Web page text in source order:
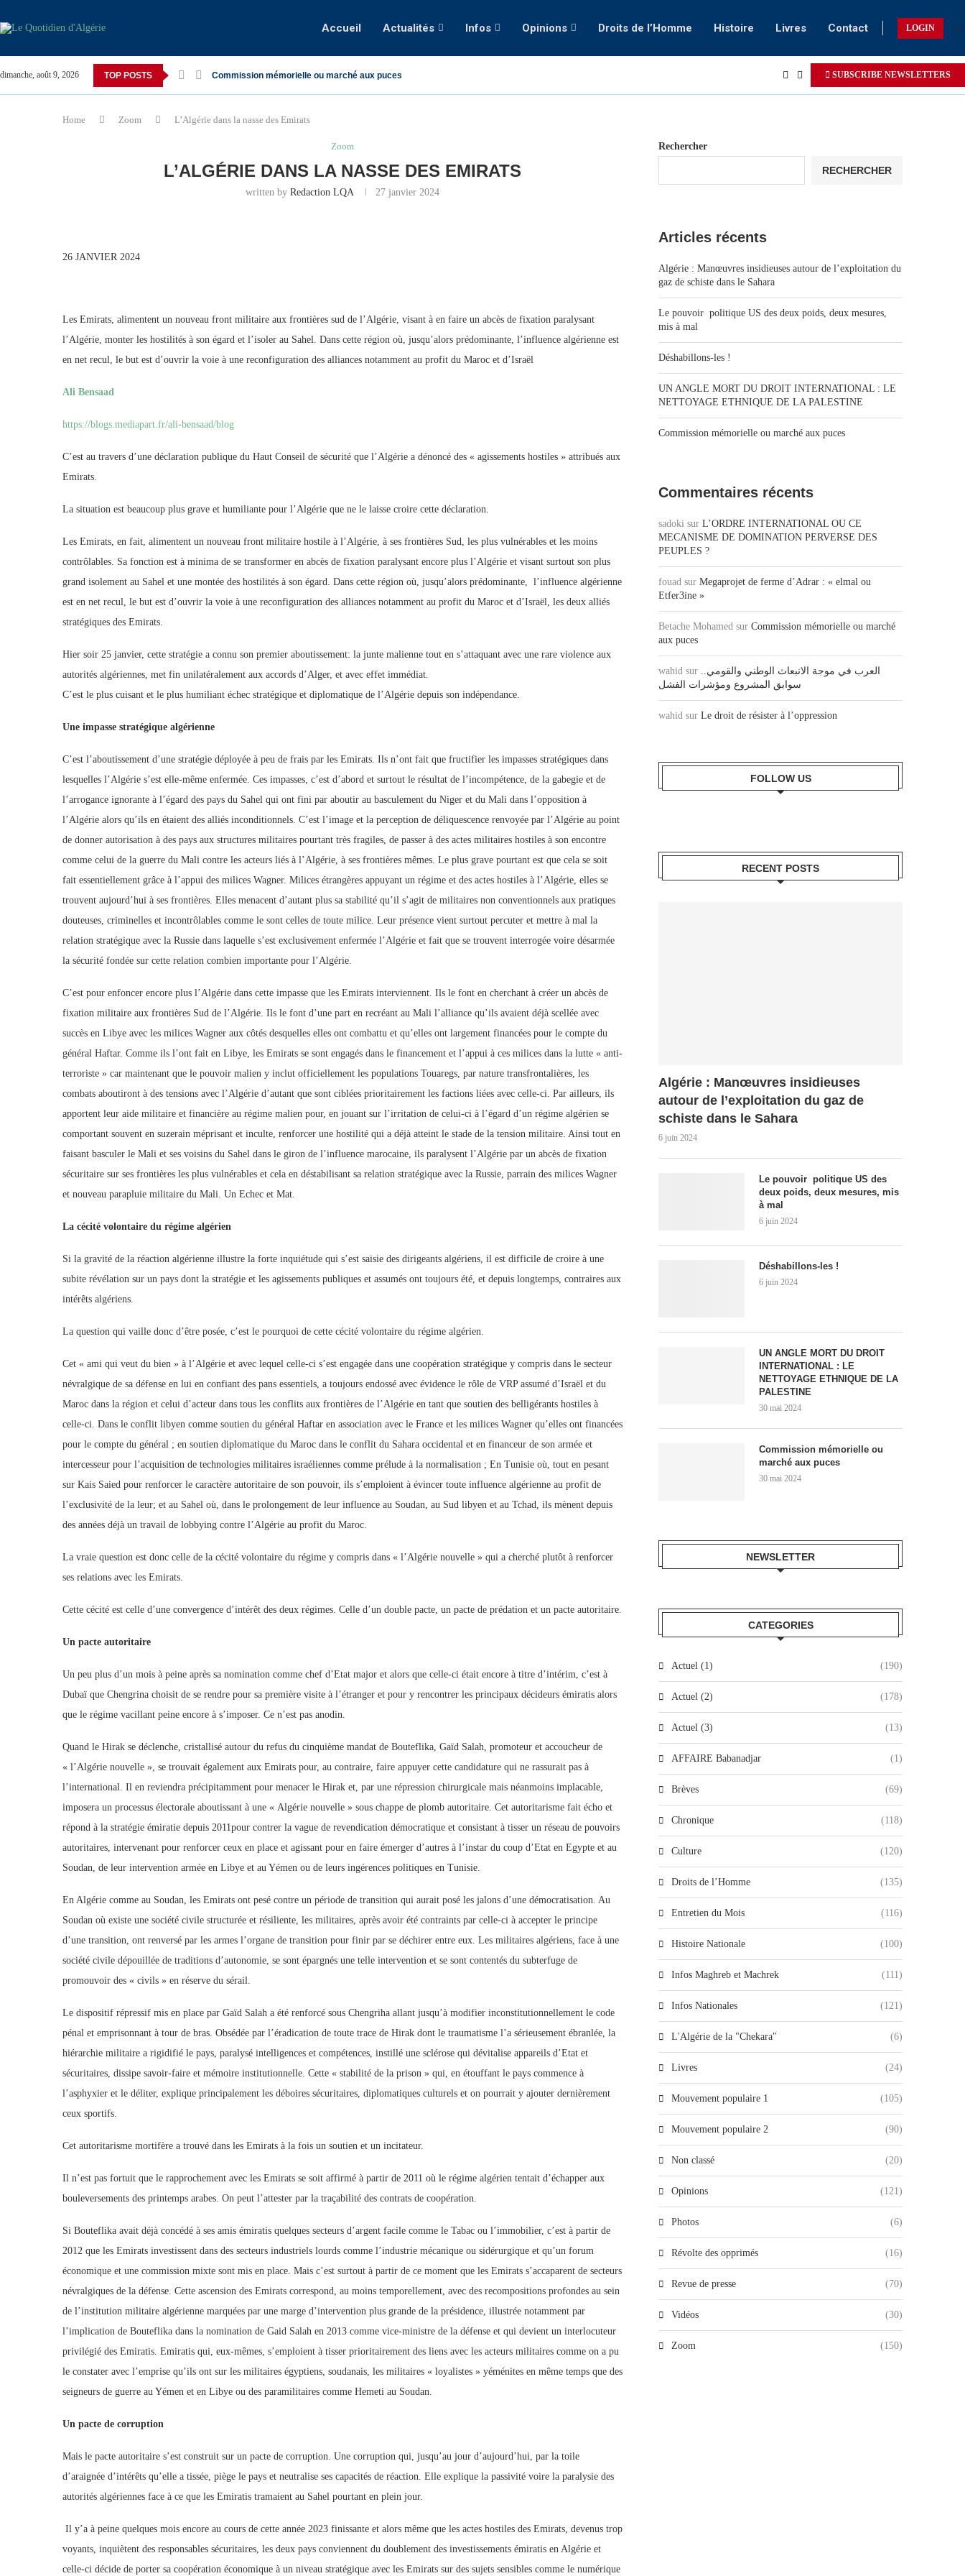
Accueil Actualités Infos Opinions Droits de l’Homme Histoire Livres Contact LOGIN
dimanche, août 9, 2026 TOP POSTS Commission mémorielle ou marché aux puces SUBSCRIBE NEWSLETTERS
Home Zoom L’Algérie dans la nasse des Emirats
Zoom
L’ALGÉRIE DANS LA NASSE DES EMIRATS
written by Redaction LQA 27 janvier 2024
26 JANVIER 2024
Les Emirats, alimentent un nouveau front militaire aux frontières sud de l’Algérie, visant à en faire un abcès de fixation paralysant
l’Algérie, monter les hostilités à son égard et l’isoler au Sahel. Dans cette région où, jusqu’alors prédominante, l’influence algérienne est
en net recul, le but est d’ouvrir la voie à une reconfiguration des alliances notamment au profit du Maroc et d’Israël
Ali Bensaad
https://blogs.mediapart.fr/ali-bensaad/blog
C’est au travers d’une déclaration publique du Haut Conseil de sécurité que l’Algérie a dénoncé des « agissements hostiles » attribués aux
Emirats.
La situation est beaucoup plus grave et humiliante pour l’Algérie que ne le laisse croire cette déclaration.
Les Emirats, en fait, alimentent un nouveau front militaire hostile à l’Algérie, à ses frontières Sud, les plus vulnérables et les moins
contrôlables. Sa fonction est à minima de se transformer en abcès de fixation paralysant encore plus l’Algérie et visant surtout son plus
grand isolement au Sahel et une montée des hostilités à son égard. Dans cette région où, jusqu’alors prédominante, l’influence algérienne
est en net recul, le but est d’ouvrir la voie à une reconfiguration des alliances notamment au profit du Maroc et d’Israël, les deux alliés
stratégiques des Emirats.
Hier soir 25 janvier, cette stratégie a connu son premier aboutissement: la junte malienne tout en s’attaquant avec une rare violence aux
autorités algériennes, met fin unilatéralement aux accords d’Alger, et avec effet immédiat.
C’est le plus cuisant et le plus humiliant échec stratégique et diplomatique de l’Algérie depuis son indépendance.
Une impasse stratégique algérienne
C’est l’aboutissement d’une stratégie déployée à peu de frais par les Emirats. Ils n’ont fait que fructifier les impasses stratégiques dans
lesquelles l’Algérie s’est elle-même enfermée. Ces impasses, c’est d’abord et surtout le résultat de l’incompétence, de la gabegie et de
l’arrogance ignorante à l’égard des pays du Sahel qui ont fini par aboutir au basculement du Niger et du Mali dans l’opposition à
l’Algérie alors qu’ils en étaient des alliés inconditionnels. C’est l’image et la perception de déliquescence renvoyée par l’Algérie au point
de donner autorisation à des pays aux structures militaires pourtant très fragiles, de passer à des actes militaires hostiles à son encontre
comme celui de la guerre du Mali contre les acteurs liés à l’Algérie, à ses frontières mêmes. Le plus grave pourtant est que cela se soit
fait essentiellement grâce à l’appui des milices Wagner. Milices étrangères appuyant un régime et des actes hostiles à l’Algérie, elles se
trouvent aujourd’hui à ses frontières. Elles menacent d’autant plus sa stabilité qu’il s’agit de militaires non conventionnels aux pratiques
douteuses, criminelles et incontrôlables comme le sont celles de toute milice. Leur présence vient surtout percuter et mettre à mal la
relation stratégique avec la Russie dans laquelle s’est exclusivement enfermée l’Algérie et fait que se trouvent interrogée voire désarmée
la sécurité fondée sur cette relation combien importante pour l’Algérie.
C’est pour enfoncer encore plus l’Algérie dans cette impasse que les Emirats interviennent. Ils le font en cherchant à créer un abcès de
fixation militaire aux frontières Sud de l’Algérie. Ils le font d’une part en recréant au Mali l’alliance qu’ils avaient déjà scellée avec
succès en Libye avec les milices Wagner aux côtés desquelles elles ont combattu et qu’elles ont largement financées pour le compte du
général Haftar. Comme ils l’ont fait en Libye, les Emirats se sont engagés dans le financement et l’appui à ces milices dans la lutte « anti-
terroriste » car maintenant que le pouvoir malien y inclut officiellement les populations Touaregs, par nature transfrontalières, les
combats aboutiront à des tensions avec l’Algérie d’autant que sont ciblées prioritairement les factions liées avec celle-ci. Par ailleurs, ils
apportent leur aide militaire et financière au régime malien pour, en jouant sur l’irritation de celui-ci à l’égard d’un régime algérien se
comportant souvent en suzerain méprisant et inculte, renforcer une hostilité qui a déjà atteint le stade de la tension militaire. Ainsi tout en
faisant basculer le Mali et ses voisins du Sahel dans le giron de l’influence marocaine, ils paralysent l’Algérie par un abcès de fixation
sécuritaire sur ses frontières les plus vulnérables et cela en déstabilisant sa relation stratégique avec la Russie, parrain des milices Wagner
et nouveau parapluie militaire du Mali. Un Echec et Mat.
La cécité volontaire du régime algérien
Si la gravité de la réaction algérienne illustre la forte inquiétude qui s’est saisie des dirigeants algériens, il est difficile de croire à une
subite révélation sur un pays dont la stratégie et les agissements publiques et assumés ont toujours été, et depuis longtemps, contraires aux
intérêts algériens.
La question qui vaille donc d’être posée, c’est le pourquoi de cette cécité volontaire du régime algérien.
Cet « ami qui veut du bien » à l’Algérie et avec lequel celle-ci s’est engagée dans une coopération stratégique y compris dans le secteur
névralgique de sa défense en lui en confiant des pans essentiels, a toujours endossé avec évidence le rôle de VRP assumé d’Israël et du
Maroc dans la région et celui d’acteur dans tous les conflits aux frontières de l’Algérie en tant que soutien des belligérants hostiles à
celle-ci. Dans le conflit libyen comme soutien du général Haftar en association avec le France et les milices Wagner qu’elles ont financées
pour le compte du général ; en soutien diplomatique du Maroc dans le conflit du Sahara occidental et en financeur de son armée et
intercesseur pour l’acquisition de technologies militaires israéliennes comme prélude à la normalisation ; En Tunisie où, tout en pesant
sur Kais Saied pour renforcer le caractère autoritaire de son pouvoir, ils s’emploient à évincer toute influence algérienne au profit de
l’exclusivité de la leur; et au Sahel où, dans le prolongement de leur influence au Soudan, au Sud libyen et au Tchad, ils mènent depuis
des années déjà un travail de lobbying contre l’Algérie au profit du Maroc.
La vraie question est donc celle de la cécité volontaire du régime y compris dans « l’Algérie nouvelle » qui a cherché plutôt à renforcer
ses relations avec les Emirats.
Cette cécité est celle d’une convergence d’intérêt des deux régimes. Celle d’un double pacte, un pacte de prédation et un pacte autoritaire.
Un pacte autoritaire
Un peu plus d’un mois à peine après sa nomination comme chef d’Etat major et alors que celle-ci était encore à titre d’intérim, c’est à
Dubaï que Chengrina choisit de se rendre pour sa première visite à l’étranger et pour y rencontrer les principaux décideurs émiratis alors
que le régime vacillant peine encore à s’imposer. Ce n’est pas anodin.
Quand le Hirak se déclenche, cristallisé autour du refus du cinquième mandat de Bouteflika, Gaïd Salah, promoteur et accoucheur de
« l’Algérie nouvelle », se trouvait également aux Emirats pour, au contraire, faire appuyer cette candidature qui ne rassurait pas à
l’international. Il en reviendra précipitamment pour menacer le Hirak et, par une répression chirurgicale mais néanmoins implacable,
imposera un processus électorale aboutissant à une « Algérie nouvelle » sous chappe de plomb autoritaire. Cet autoritarisme fait écho et
répond à la stratégie émiratie depuis 2011pour contrer la vague de revendication démocratique et consistant à tisser un réseau de pouvoirs
autoritaires, intervenant pour renforcer ceux en place et agissant pour en faire émerger d’autres à l’instar du coup d’Etat en Egypte et au
Soudan, de leur intervention armée en Libye et au Yémen ou de leurs ingérences politiques en Tunisie.
En Algérie comme au Soudan, les Emirats ont pesé contre un période de transition qui aurait posé les jalons d’une démocratisation. Au
Soudan où existe une société civile structurée et résiliente, les militaires, après avoir été contraints par celle-ci à accepter le principe
d’une transition, ont renversé par les armes l’organe de transition pour finir par se déchirer entre eux. Les militaires algériens, face à une
société civile dépouillée de traditions d’autonomie, se sont épargnés une telle intervention et se sont contentés du subterfuge de
promouvoir des « civils » en réserve du sérail.
Le dispositif répressif mis en place par Gaïd Salah a été renforcé sous Chengriha allant jusqu’à modifier inconstitutionnellement le code
pénal et emprisonnant à tour de bras. Obsédée par l’éradication de toute trace de Hirak dont le traumatisme l’a sérieusement ébranlée, la
hiérarchie militaire a rigidifié le pays, paralysé intelligences et compétences, instillé une sclérose qui dévitalise appareils d’Etat et
sécuritaires, dissipe savoir-faire et mémoire institutionnelle. Cette « stabilité de la prison » qui, en étouffant le pays commence à
l’asphyxier et le déliter, explique principalement les déboires sécuritaires, diplomatiques culturels et on pourrait y ajouter dernièrement
ceux sportifs.
Cet autoritarisme mortifère a trouvé dans les Emirats à la fois un soutien et un incitateur.
Il n’est pas fortuit que le rapprochement avec les Emirats se soit affirmé à partir de 2011 où le régime algérien tentait d’échapper aux
bouleversements des printemps arabes. On peut l’attester par la traçabilité des contrats de coopération.
Si Bouteflika avait déjà concédé à ses amis émiratis quelques secteurs d’argent facile comme le Tabac ou l’immobilier, c’est à partir de
2012 que les Emirats investissent dans des secteurs industriels lourds comme l’industrie mécanique ou sidérurgique et qu’un forum
économique et une commission mixte sont mis en place. Mais c’est surtout à partir de ce moment que les Emirats s’accaparent de secteurs
névralgiques de la défense. Cette ascension des Emirats correspond, au moins temporellement, avec des recompositions profondes au sein
de l’institution militaire algérienne marquées par une marge d’intervention plus grande de la présidence, illustrée notamment par
l’implication de Bouteflika dans la nomination de Gaid Salah en 2013 comme vice-ministre de la défense et qui devient un interlocuteur
privilégié des Emiratis. Emiratis qui, eux-mêmes, s’emploient à tisser prioritairement des liens avec les acteurs militaires comme on a pu
le constater avec l’emprise qu’ils ont sur les militaires égyptiens, soudanais, les militaires « loyalistes » yéménites en même temps que des
seigneurs de guerre au Yémen et en Libye ou des paramilitaires comme Hemeti au Soudan.
Un pacte de corruption
Mais le pacte autoritaire s’est construit sur un pacte de corruption. Une corruption qui, jusqu’au jour d’aujourd’hui, par la toile
d’araignée d’intérêts qu’elle a tissée, piège le pays et neutralise ses capacités de réaction. Elle explique la passivité voire la paralysie des
autorités algériennes face à ce que les Emiratis tramaient au Sahel pourtant en plein jour.
Il y’a à peine quelques mois encore au cours de cette année 2023 finissante et alors même que les actes hostiles des Emirats, devenus trop
voyants, inquiètent des responsables sécuritaires, les deux pays conviennent du doublement des investissements émiratis en Algérie et
celle-ci décide de porter sa coopération économique à un niveau stratégique avec les Emirats sur des sujets sensibles comme le numérique
Rechercher
RECHERCHER
Articles récents
Algérie : Manœuvres insidieuses autour de l’exploitation du
gaz de schiste dans le Sahara
Le pouvoir politique US des deux poids, deux mesures,
mis à mal
Déshabillons-les !
UN ANGLE MORT DU DROIT INTERNATIONAL : LE
NETTOYAGE ETHNIQUE DE LA PALESTINE
Commission mémorielle ou marché aux puces
Commentaires récents
sadoki sur L’ORDRE INTERNATIONAL OU CE
MECANISME DE DOMINATION PERVERSE DES
PEUPLES ?
fouad sur Megaprojet de ferme d’Adrar : « elmal ou
Etfer3ine »
Betache Mohamed sur Commission mémorielle ou marché
aux puces
wahid sur العرب في موجة الانبعاث الوطني والقومي..
سوابق المشروع ومؤشرات الفشل
wahid sur Le droit de résister à l’oppression
FOLLOW US
RECENT POSTS
Algérie : Manœuvres insidieuses
autour de l’exploitation du gaz de
schiste dans le Sahara
6 juin 2024
Le pouvoir politique US des
deux poids, deux mesures, mis
à mal
6 juin 2024
Déshabillons-les !
6 juin 2024
UN ANGLE MORT DU DROIT
INTERNATIONAL : LE
NETTOYAGE ETHNIQUE DE LA
PALESTINE
30 mai 2024
Commission mémorielle ou
marché aux puces
30 mai 2024
NEWSLETTER
CATEGORIES
Actuel (1) (190)
Actuel (2) (178)
Actuel (3) (13)
AFFAIRE Babanadjar (1)
Brèves (69)
Chronique (118)
Culture (120)
Droits de l’Homme (135)
Entretien du Mois (116)
Histoire Nationale (100)
Infos Maghreb et Machrek (111)
Infos Nationales (121)
L'Algérie de la "Chekara" (6)
Livres (24)
Mouvement populaire 1 (105)
Mouvement populaire 2 (90)
Non classé (20)
Opinions (121)
Photos (6)
Révolte des opprimés (16)
Revue de presse (70)
Vidéos (30)
Zoom (150)